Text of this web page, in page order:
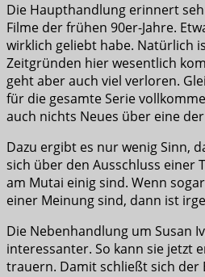
Die Haupthandlung erinnert
Filme der frühen 90er-Jahre.
wirklich geliebt habe. Natürlich
Zeitgründen hier wesentlich
geht aber auch viel verloren.
für die gesamte Serie
auch nichts Neues über eine
Dazu ergibt es nur wenig Sinn,
sich über den Ausschluss einer
am Mutai einig sind. Wenn
einer Meinung sind, dann ist
Die Nebenhandlung um Susan
interessanter. So kann sie jetzt
trauern. Damit schließt sich der